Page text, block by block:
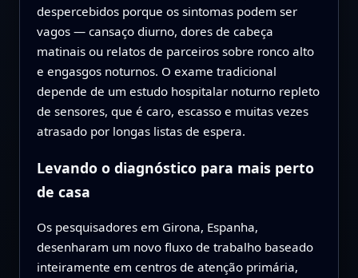
despercebidos porque os sintomas podem ser
vagos — cansaço diurno, dores de cabeça
matinais ou relatos de parceiros sobre ronco alto
e engasgos noturnos. O exame tradicional
depende de um estudo hospitalar noturno repleto
de sensores, que é caro, escasso e muitas vezes
atrasado por longas listas de espera.
Levando o diagnóstico para mais perto
de casa
Os pesquisadores em Girona, Espanha,
desenharam um novo fluxo de trabalho baseado
inteiramente em centros de atenção primária,